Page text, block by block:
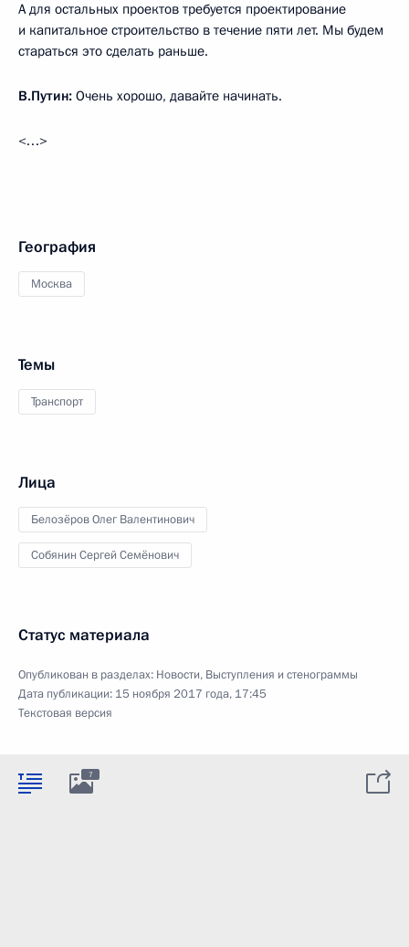
А для остальных проектов требуется проектирование
и капитальное строительство в течение пяти лет. Мы будем
стараться это сделать раньше.
В.Путин: Очень хорошо, давайте начинать.
<…>
География
Москва
Темы
Транспорт
Лица
Белозёров Олег Валентинович
Собянин Сергей Семёнович
Статус материала
Опубликован в разделах: Новости, Выступления и стенограммы
Дата публикации: 15 ноября 2017 года, 17:45
Текстовая версия
7